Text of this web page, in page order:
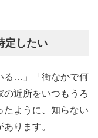
定したい
る…」「街なかで何
近所をいつもうろ
ように、知らない
ります。